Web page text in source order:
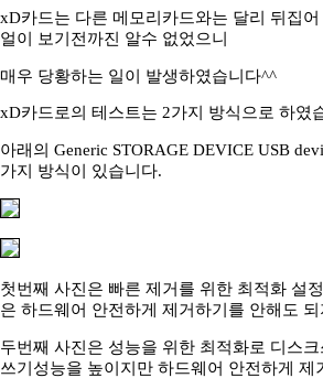
xD카드는 다른 메모리카드와는 달리 뒤집
얼이 보기전까진 알수 없었으니
매우 당황하는 일이 발생하였습니다^^
xD카드로의 테스트는 2가지 방식으로 하였
아래의 Generic STORAGE DEVICE USB
가지 방식이 있습니다.
첫번째 사진은 빠른 제거를 위한 최적화 설
은 하드웨어 안전하게 제거하기를 안해도
두번째 사진은 성능을 위한 최적화로 디스
쓰기성능을 높이지만 하드웨어 안전하게 제